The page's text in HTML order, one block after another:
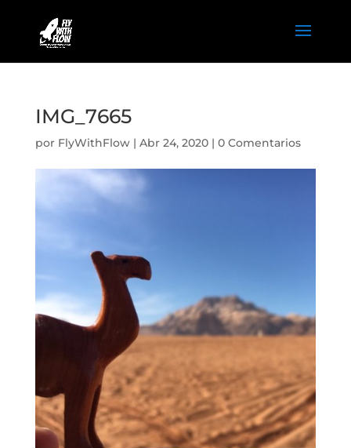
IMG_7665
por FlyWithFlow| Abr 24, 2020| 0 Comentarios